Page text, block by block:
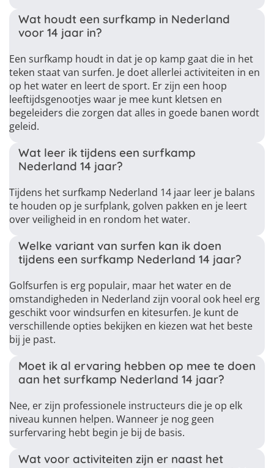
Wat houdt een surfkamp in Nederland
voor 14 jaar in?
Een surfkamp houdt in dat je op kamp gaat die in het
teken staat van surfen. Je doet allerlei activiteiten in en
op het water en leert de sport. Er zijn een hoop
leeftijdsgenootjes waar je mee kunt kletsen en
begeleiders die zorgen dat alles in goede banen wordt
geleid.
Wat leer ik tijdens een surfkamp
Nederland 14 jaar?
Tijdens het surfkamp Nederland 14 jaar leer je balans
te houden op je surfplank, golven pakken en je leert
over veiligheid in en rondom het water.
Welke variant van surfen kan ik doen
tijdens een surfkamp Nederland 14 jaar?
Golfsurfen is erg populair, maar het water en de
omstandigheden in Nederland zijn vooral ook heel erg
geschikt voor windsurfen en kitesurfen. Je kunt de
verschillende opties bekijken en kiezen wat het beste
bij je past.
Moet ik al ervaring hebben op mee te doen
aan het surfkamp Nederland 14 jaar?
Nee, er zijn professionele instructeurs die je op elk
niveau kunnen helpen. Wanneer je nog geen
surfervaring hebt begin je bij de basis.
Wat voor activiteiten zijn er naast het